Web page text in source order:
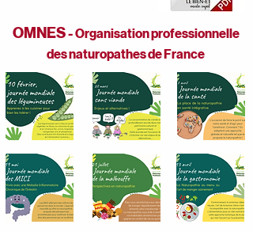
OMNES -Organisation professionnelle
des naturopathes de France